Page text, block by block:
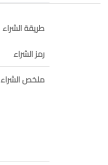
طريقة الشراء
رمز الشراء
ملخص الشراء